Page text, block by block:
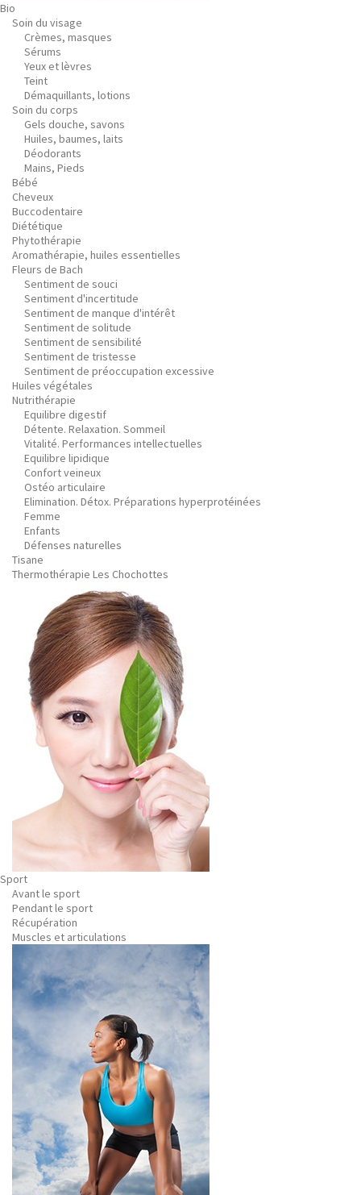
Bio
Soin du visage
Crèmes, masques
Sérums
Yeux et lèvres
Teint
Démaquillants, lotions
Soin du corps
Gels douche, savons
Huiles, baumes, laits
Déodorants
Mains, Pieds
Bébé
Cheveux
Buccodentaire
Diététique
Phytothérapie
Aromathérapie, huiles essentielles
Fleurs de Bach
Sentiment de souci
Sentiment d'incertitude
Sentiment de manque d'intérêt
Sentiment de solitude
Sentiment de sensibilité
Sentiment de tristesse
Sentiment de préoccupation excessive
Huiles végétales
Nutrithérapie
Equilibre digestif
Détente. Relaxation. Sommeil
Vitalité. Performances intellectuelles
Equilibre lipidique
Confort veineux
Ostéo articulaire
Elimination. Détox. Préparations hyperprotéinées
Femme
Enfants
Défenses naturelles
Tisane
Thermothérapie Les Chochottes
Sport
Avant le sport
Pendant le sport
Récupération
Muscles et articulations